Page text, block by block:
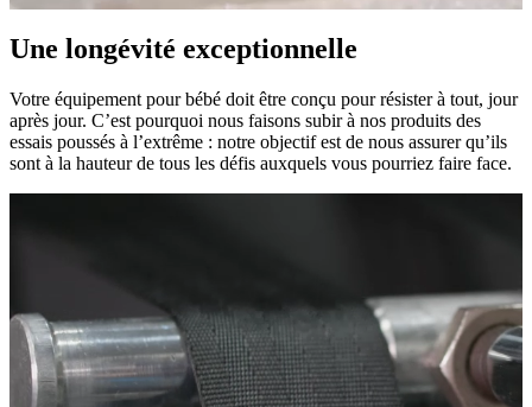
Une longévité exceptionnelle
Votre équipement pour bébé doit être conçu pour résister à tout, jour
après jour. C’est pourquoi nous faisons subir à nos produits des
essais poussés à l’extrême : notre objectif est de nous assurer qu’ils
sont à la hauteur de tous les défis auxquels vous pourriez faire face.